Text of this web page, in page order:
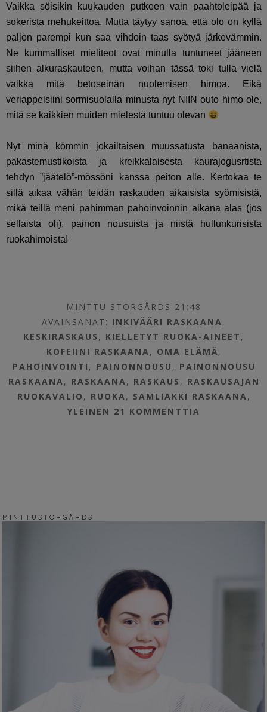
Vaikka söisikin kuukauden putkeen vain paahtoleipää ja
sokerista mehukeittoa. Mutta täytyy sanoa, että olo on kyllä
paljon parempi kun saa vihdoin taas syötyä järkevämmin.
Ne kummalliset mieliteot ovat minulla tuntuneet jääneen
siihen alkuraskauteen, mutta voihan tässä toki tulla vielä
vaikka mitä betoseinän nuolemisen himoa. Eikä
veriappelsiini sormisuolalla minusta nyt NIIN outo himo ole,
mitä se kaikkien muiden mielestä tuntuu olevan
Nyt minä kömmin jokailtaisen muussatusta banaanista,
pakastemustikoista ja kreikkalaisesta kaurajogusrtista
tehdyn ”jäätelö”-mössöni kanssa peiton alle. Kertokaa te
sillä aikaa vähän teidän raskauden aikaisista syömisistä,
mikä teillä meni pahimman pahoinvoinnin aikana alas (jos
sellaista oli), painon nousuista ja niistä hullunkurisista
ruokahimoista!
MINTTU STORGÅRDS 21:48
AVAINSANAT: INKIVÄÄRI RASKAANA,
KESKIRASKAUS , KIELLETYT RUOKA-AINEET ,
KOFEIINI RASKAANA, OMA ELÄMÄ,
PAHOINVOINTI , PAINONNOUSU , PAINONNOUSU
RASKAANA, RASKAANA, RASKAUS , RASKAUSAJAN
RUOKAVALIO , RUOKA, SAMLIAKKI RASKAANA,
YLEINEN 21 KOMMENTTIA
M I N T T U S T O R G Å R D S